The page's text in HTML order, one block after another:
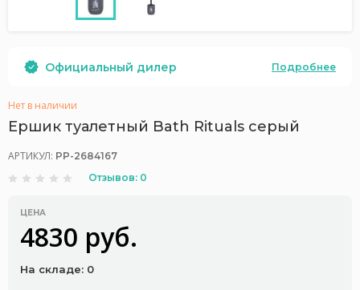
Официальный дилер Подробнее
Нет в наличии
Ершик туалетный Bath Rituals серый
АРТИКУЛ: PP-2684167
Отзывов: 0
ЦЕНА
4830 руб.
На складе: 0